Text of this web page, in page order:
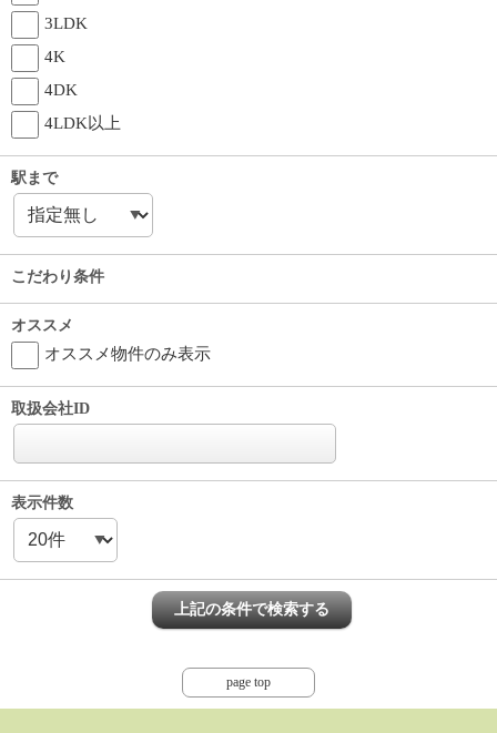
3LDK
4K
4DK
4LDK以上
駅まで
こだわり条件
オススメ
オススメ物件のみ表示
取扱会社ID
表示件数
page top